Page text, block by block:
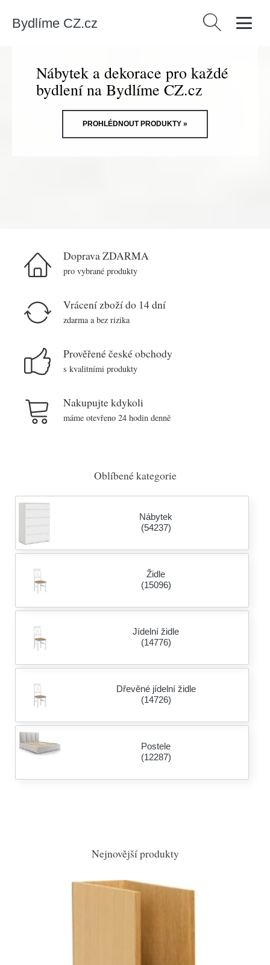
Bydlíme CZ.cz Vyhledávání
Nábytek a dekorace pro každé
bydlení na Bydlíme CZ.cz
PROHLÉDNOUT PRODUKTY »
Doprava ZDARMA
pro vybrané produkty
Vrácení zboží do 14 dní
zdarma a bez rizika
Prověřené české obchody
s kvalitními produkty
Nakupujte kdykoli
máme otevřeno 24 hodin denně
Oblíbené kategorie
Nábytek
(54237)
Židle
(15096)
Jídelní židle
(14776)
Dřevěné jídelní židle
(14726)
Postele
(12287)
Nejnovější produkty